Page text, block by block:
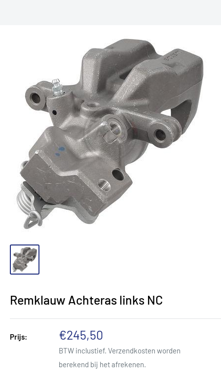
Remklauw Achteras links NC
Prijs: Kortingsprijs
€245,50
BTW inclustief. Verzendkosten worden
berekend bij het afrekenen.